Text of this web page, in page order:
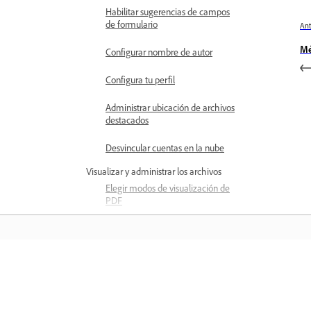
Habilitar sugerencias de campos
de formulario
Configurar nombre de autor
Configura tu perfil
Administrar ubicación de archivos
destacados
Desvincular cuentas en la nube
Visualizar y administrar los archivos
Elegir modos de visualización de
PDF